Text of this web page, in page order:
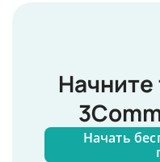
Начните
Начать